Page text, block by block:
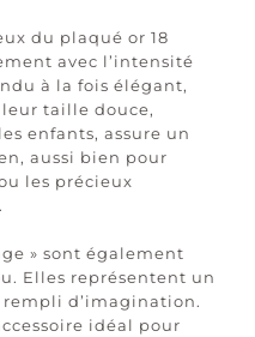
du plaqué or 18
avec l’intensité
à la fois élégant,
taille douce,
enfants, assure un
aussi bien pour
les précieux
» sont également
Elles représentent un
d’imagination.
idéal pour